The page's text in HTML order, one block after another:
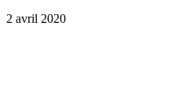
2 avril 2020